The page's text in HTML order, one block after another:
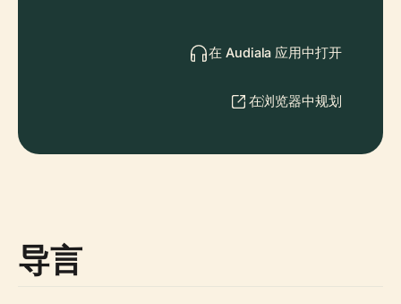
在 Audiala 应用中打开
在浏览器中规划
导言